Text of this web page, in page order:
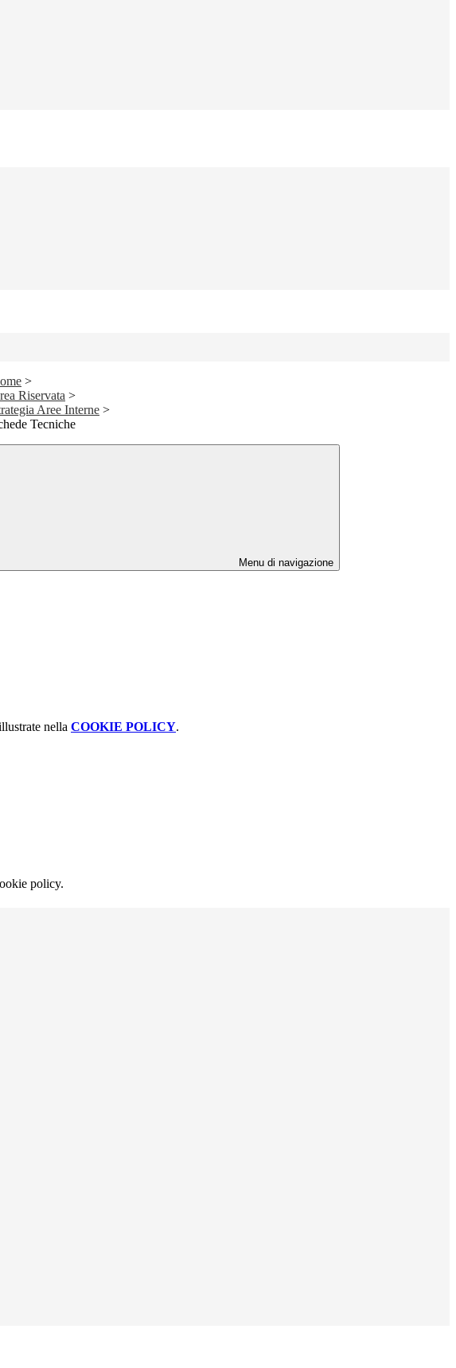
>
Riservata >
Aree Interne >
Tecniche
Menu di navigazione
nella COOKIE POLICY.
policy.